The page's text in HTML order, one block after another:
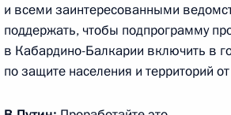
Начало встречи с Президентом
Анастасиадисом
24 октября 2017 года, 16:30 Москва,
и всеми заинтересованными
поддержать, чтобы подпрограмму
в Кабардино-Балкарии включить в
по защите населения и территорий